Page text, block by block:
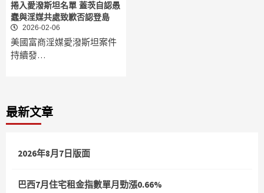
捲入愛潑斯坦名單 蓋茨自認愚
蠢與淫媒共處致歉否認登島
2026-02-06
美國富商淫媒愛潑斯坦案件
持續發…
最新文章
2026年8月7日版面
巴西7月住宅租金指數單月勁漲0.66%